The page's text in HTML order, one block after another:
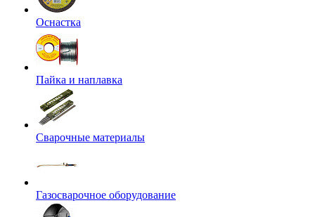
Оснастка
Пайка и наплавка
Сварочные материалы
Газосварочное оборудование